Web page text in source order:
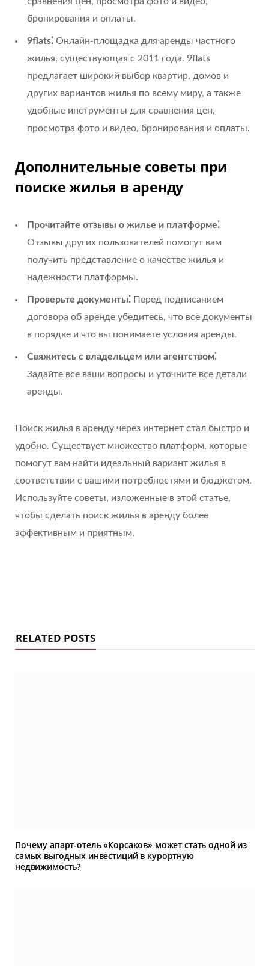
бронирования и оплаты.
9flats⁚ Онлайн-площадка для аренды частного
жилья, существующая с 2011 года. 9flats
предлагает широкий выбор квартир, домов и
других вариантов жилья по всему миру, а также
удобные инструменты для сравнения цен,
просмотра фото и видео, бронирования и оплаты.
Дополнительные советы при
поиске жилья в аренду
Прочитайте отзывы о жилье и платформе⁚
Отзывы других пользователей помогут вам
получить представление о качестве жилья и
надежности платформы.
Проверьте документы⁚ Перед подписанием
договора об аренде убедитесь, что все документы
в порядке и что вы понимаете условия аренды.
Свяжитесь с владельцем или агентством⁚
Задайте все ваши вопросы и уточните все детали
аренды.
Поиск жилья в аренду через интернет стал быстро и
удобно. Существует множество платформ, которые
помогут вам найти идеальный вариант жилья в
соответствии с вашими потребностями и бюджетом.
Используйте советы, изложенные в этой статье,
чтобы сделать поиск жилья в аренду более
эффективным и приятным.
RELATED POSTS
Почему апарт-отель «Корсаков» может стать одной из
самых выгодных инвестиций в курортную
недвижимость?